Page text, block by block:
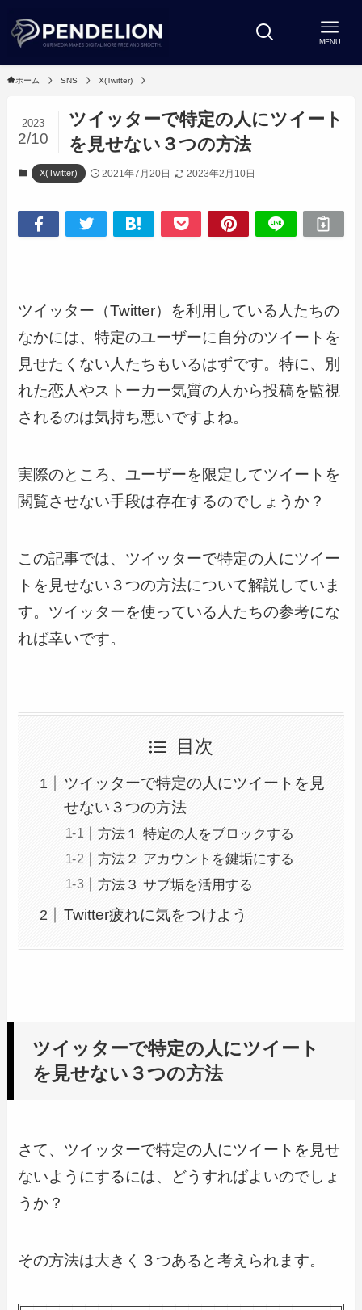
MENU
ホーム SNS X(Twitter)
ツイッターで特定の人にツイート
を見せない３つの方法
2023
2/10
X(Twitter) 2021年7月20日 2023年2月10日
ツイッター（Twitter）を利用している人たちの
なかには、特定のユーザーに自分のツイートを
見せたくない人たちもいるはずです。特に、別
れた恋人やストーカー気質の人から投稿を監視
されるのは気持ち悪いですよね。
実際のところ、ユーザーを限定してツイートを
閲覧させない手段は存在するのでしょうか？
この記事では、ツイッターで特定の人にツイー
トを見せない３つの方法について解説していま
す。ツイッターを使っている人たちの参考にな
れば幸いです。
目次
ツイッターで特定の人にツイートを見
せない３つの方法
方法１ 特定の人をブロックする
方法２ アカウントを鍵垢にする
方法３ サブ垢を活用する
Twitter疲れに気をつけよう
ツイッターで特定の人にツイート
を見せない３つの方法
さて、ツイッターで特定の人にツイートを見せ
ないようにするには、どうすればよいのでしょ
うか？
その方法は大きく３つあると考えられます。